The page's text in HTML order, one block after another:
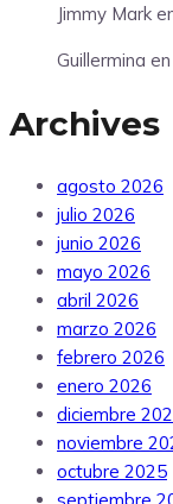
Jimmy Mark
Guillermina en
Archives
agosto 2026
julio 2026
junio 2026
mayo 2026
abril 2026
marzo 2026
febrero 2026
enero 2026
diciembre
noviembre
octubre 2025